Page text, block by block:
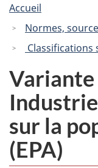
Accueil
Normes,
Classifications
Variante
sur la
(EPA)